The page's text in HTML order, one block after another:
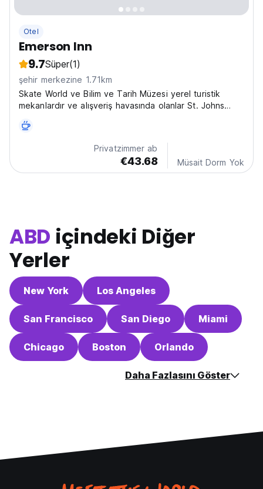
Otel
Emerson Inn
9.7Süper(1)
şehir merkezine 1.71km
Skate World ve Bilim ve Tarih Müzesi yerel turistik
mekanlardır ve alışveriş havasında olanlar St. Johns
Alışveriş Merkezi'ni ziyaret edebilirler.
Privatzimmer ab
€43.68 Müsait Dorm Yok
ABD içindeki Diğer
Yerler
New York Los Angeles
San Francisco San Diego Miami
Chicago Boston Orlando
Daha Fazlasını Göster